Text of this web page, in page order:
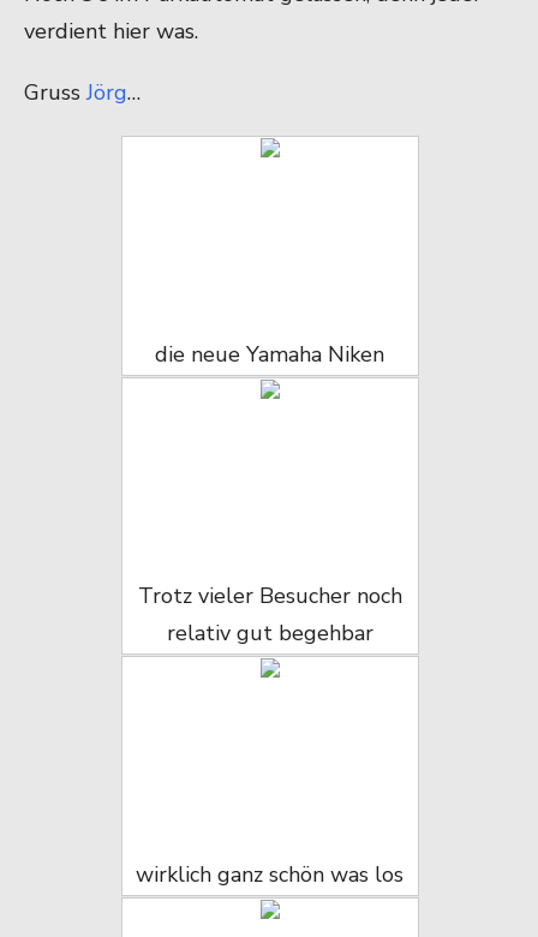
verdient hier was.
GrussJörg…
die neue Yamaha Niken
Trotz vieler Besucher noch
relativ gut begehbar
wirklich ganz schön was los